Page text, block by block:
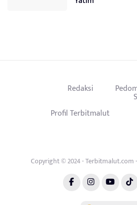
Redaksi
Profil Terbitmalut
Copyright © 2024 - Terbitmalut.com